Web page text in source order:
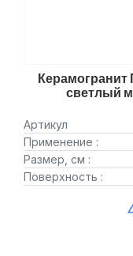
светлый
Артикул
Применение :
Размер, см :
Поверхность :